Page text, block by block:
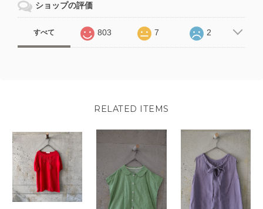
ショップの評価
すべて 803 7 2
RELATED ITEMS